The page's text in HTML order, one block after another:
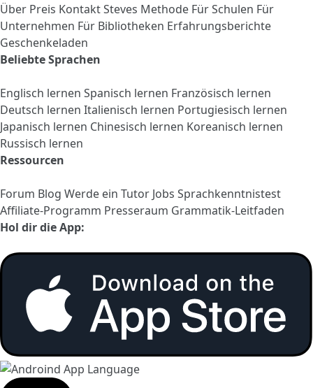
Über Preis KontaktSteves Methode Für Schulen Für
Unternehmen Für Bibliotheken Erfahrungsberichte
Geschenkeladen
Beliebte Sprachen
Englisch lernen Spanisch lernen Französisch lernen
Deutsch lernen Italienisch lernen Portugiesisch lernen
Japanisch lernen Chinesisch lernen Koreanisch lernen
Russisch lernen
Ressourcen
Forum Blog Werde ein Tutor Jobs Sprachkenntnistest
Affiliate-Programm Presseraum Grammatik-Leitfaden
Hol dir die App: